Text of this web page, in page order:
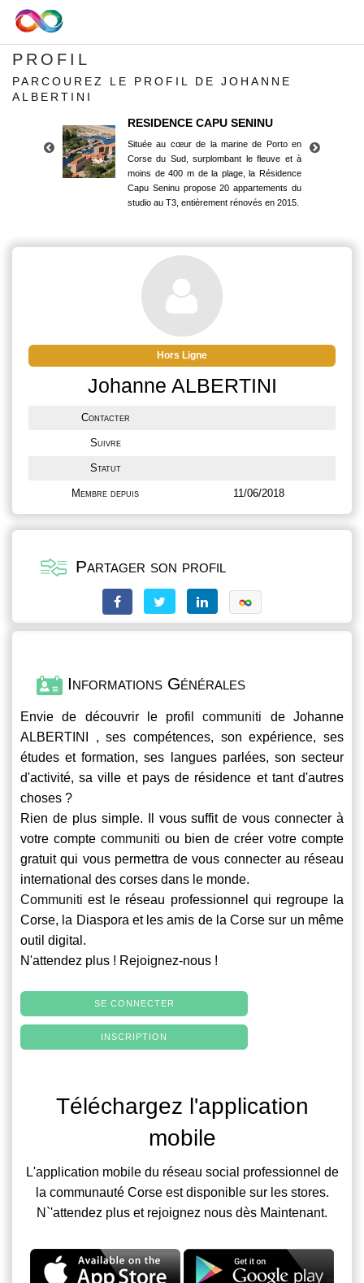
PROFIL
PARCOUREZ LE PROFIL DE JOHANNE
ALBERTINI
RESIDENCE CAPU SENINU
Située au cœur de la marine de Porto en
Corse du Sud, surplombant le fleuve et à
moins de 400 m de la plage, la Résidence
Capu Seninu propose 20 appartements du
studio au T3, entièrement rénovés en 2015.
Corse du Sud, surplombant le fleuve et à
moins de 400 m de la plage, la Résidence
Capu Seninu propose 20 appartements du
studio au T3, entièrement rénovés en 2015.
Hors Ligne
Johanne ALBERTINI
Contacter
Suivre
Statut
Membre depuis 11/06/2018
Partager son profil
Informations Générales
Envie de découvrir le profilcommuniti de Johanne
ALBERTINI , ses compétences, son expérience, ses
études et formation, ses langues parlées, son secteur
d'activité, sa ville et pays de résidence et tant d'autres
choses ?
Rien de plus simple. Il vous suffit de vous connecter à
votre compte communiti ou bien de créer votre compte
gratuit qui vous permettra de vous connecter au réseau
international des corses dans le monde.
Communiti est le réseau professionnel qui regroupe la
Corse, la Diaspora et les amis de la Corse sur un même
outil digital.
N'attendez plus ! Rejoignez-nous !
SE CONNECTER
INSCRIPTION
Téléchargez l'application
mobile
L'application mobile du réseau social professionnel de
la communauté Corse est disponible sur les stores.
N`'attendez plus et rejoignez nous dès Maintenant.